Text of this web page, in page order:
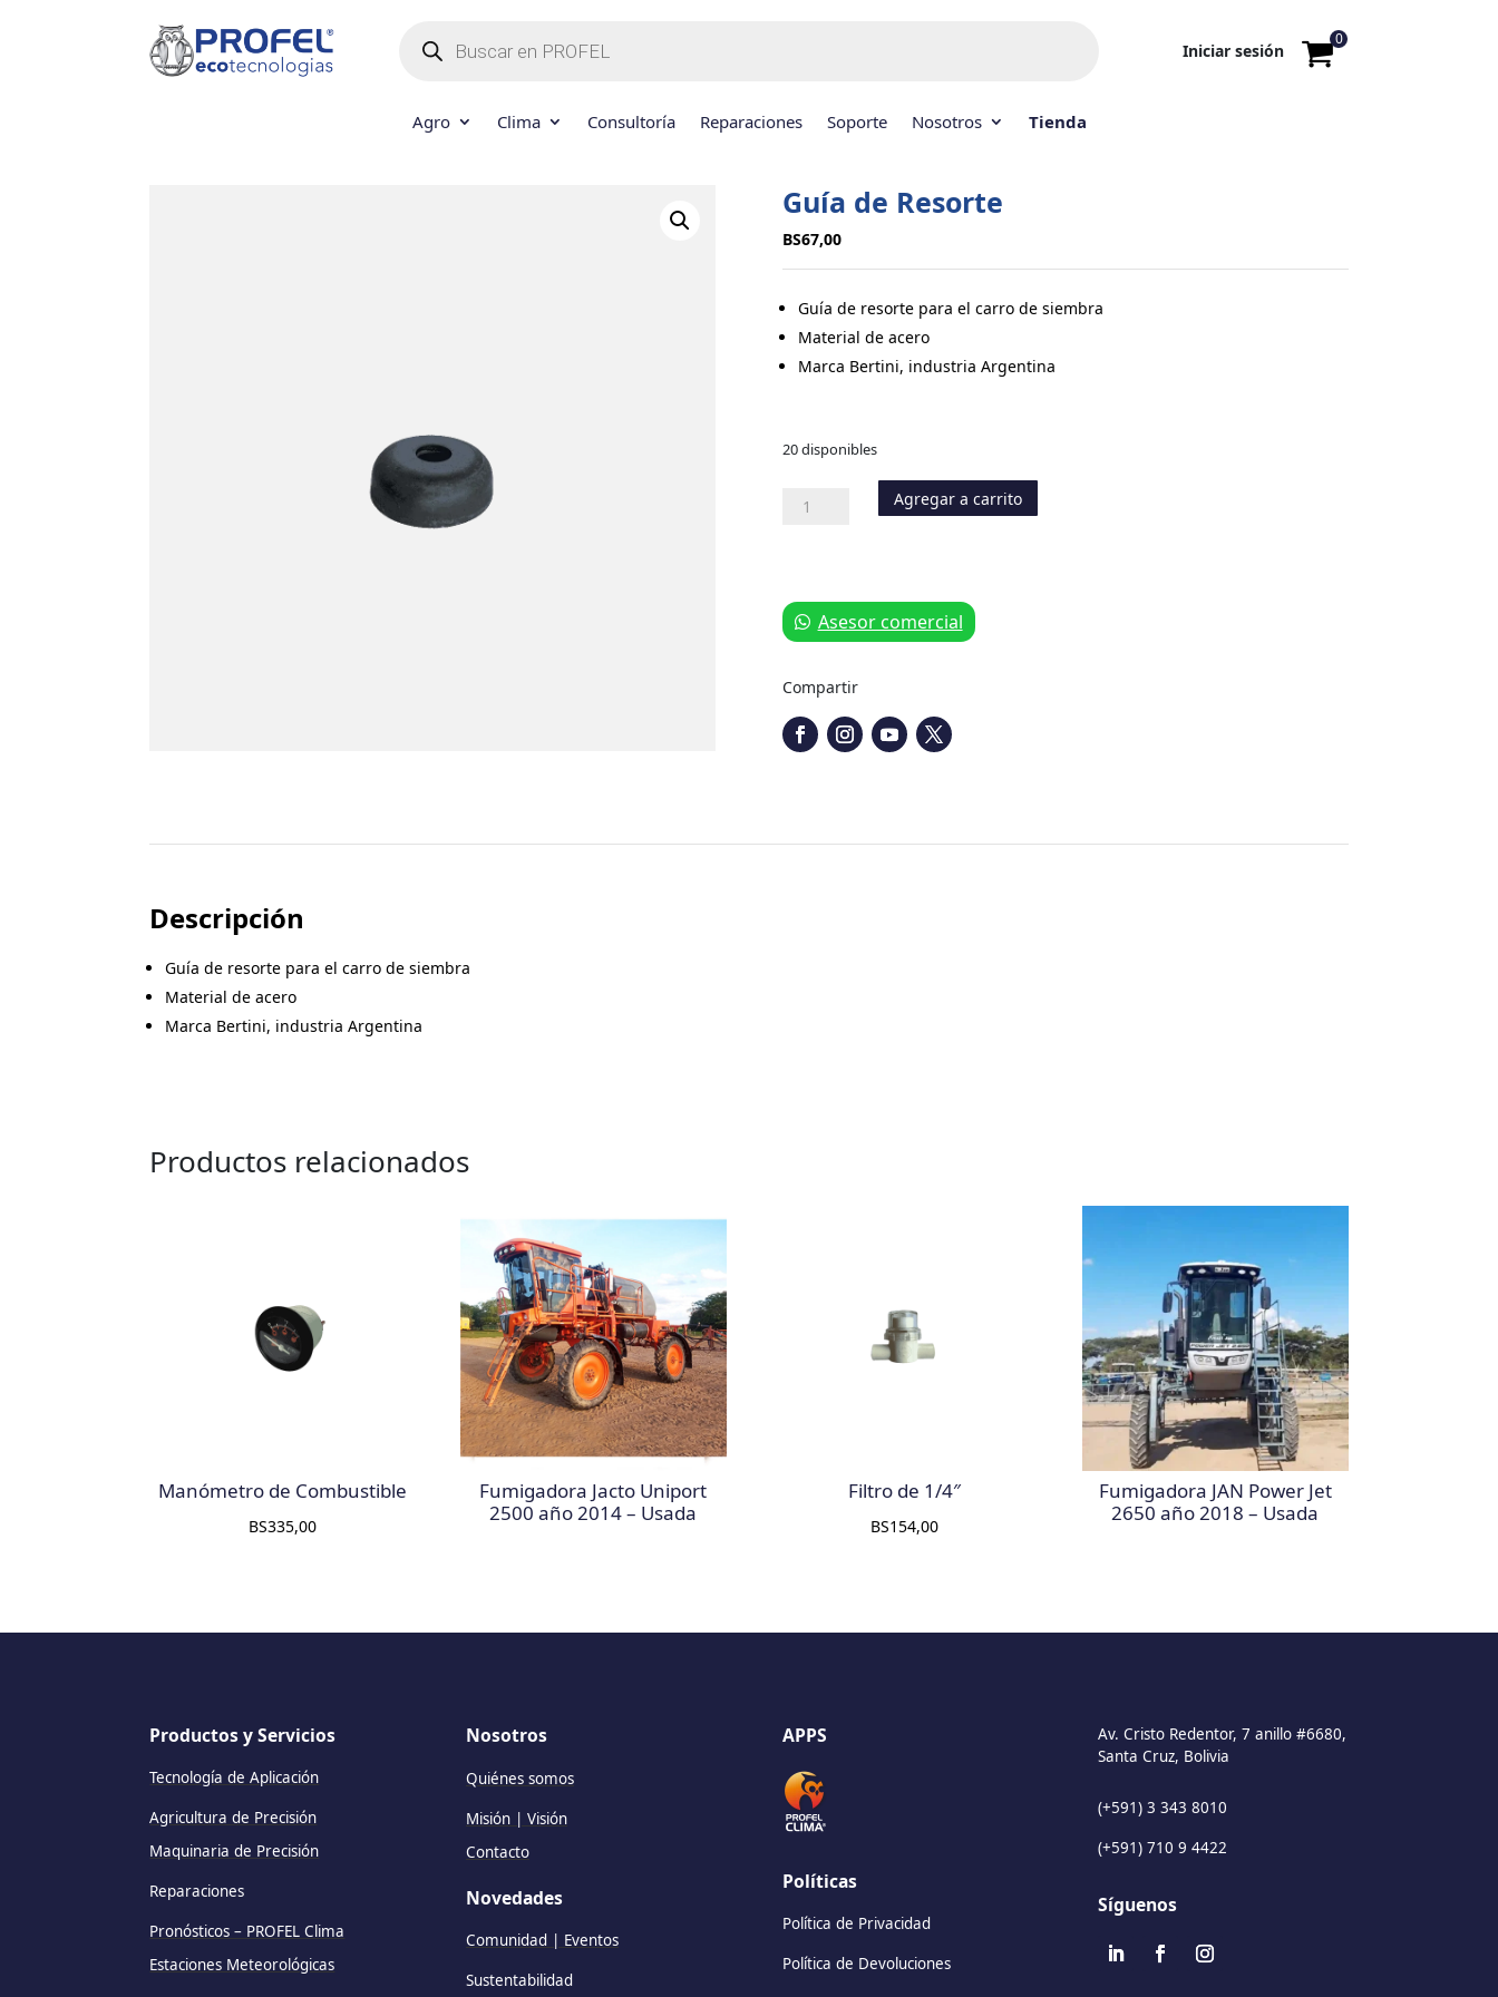
productos Iniciar sesión
0
Agro Clima Consultoría Reparaciones Soporte Nosotros Tienda
Guía de Resorte
BS67,00
Guía de resorte para el carro de siembra
Material de acero
Marca Bertini, industria Argentina
20 disponibles
Guía
Agregar a carrito
Asesor comercial
Compartir
Descripción
Guía de resorte para el carro de siembra
Material de acero
Marca Bertini, industria Argentina
Productos relacionados
Manómetro de Combustible
BS335,00
Fumigadora Jacto Uniport
2500 año 2014 – Usada
Filtro de 1/4″
BS154,00
Fumigadora JAN Power Jet
2650 año 2018 – Usada
Productos y Servicios
Tecnología de Aplicación
Agricultura de Precisión
Maquinaria de Precisión
Reparaciones
Pronósticos – PROFEL Clima
Estaciones Meteorológicas
Nosotros
Quiénes somos
Misión | Visión
Contacto
Novedades
Comunidad | Eventos
Sustentabilidad
APPS
Políticas
Política de Privacidad
Política de Devoluciones
Av. Cristo Redentor, 7 anillo #6680,
Santa Cruz, Bolivia
(+591) 3 343 8010
(+591) 710 9 4422
Síguenos